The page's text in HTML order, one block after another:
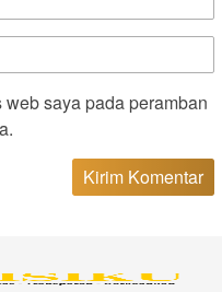
saya pada peramban